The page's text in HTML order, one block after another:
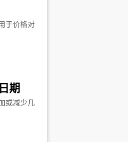
于价格对
期
或减少几